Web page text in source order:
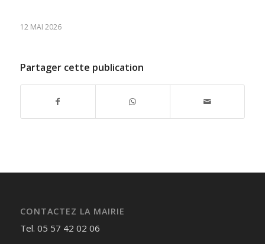
12 MAI 2026
Partager cette publication
CONTACTEZ LA MAIRIE
Tel. 05 57 42 02 06